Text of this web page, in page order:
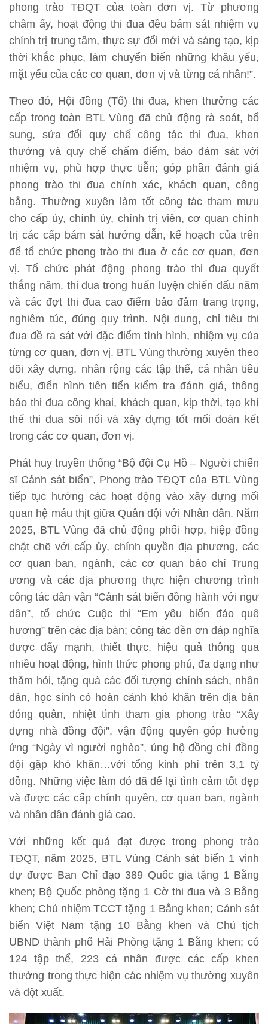
phong trào TĐQT của toàn đơn vị. Từ phương
châm ấy, hoạt động thi đua đều bám sát nhiệm vụ
chính trị trung tâm, thực sự đổi mới và sáng tạo, kịp
thời khắc phục, làm chuyển biến những khâu yếu,
mặt yếu của các cơ quan, đơn vị và từng cá nhân!”.
Theo đó, Hội đồng (Tổ) thi đua, khen thưởng các
cấp trong toàn BTL Vùng đã chủ động rà soát, bổ
sung, sửa đổi quy chế công tác thi đua, khen
thưởng và quy chế chấm điểm, bảo đảm sát với
nhiệm vụ, phù hợp thực tiễn; góp phần đánh giá
phong trào thi đua chính xác, khách quan, công
bằng. Thường xuyên làm tốt công tác tham mưu
cho cấp ủy, chính ủy, chính trị viên, cơ quan chính
trị các cấp bám sát hướng dẫn, kế hoạch của trên
để tổ chức phong trào thi đua ở các cơ quan, đơn
vị. Tổ chức phát động phong trào thi đua quyết
thắng năm, thi đua trong huấn luyện chiến đấu năm
và các đợt thi đua cao điểm bảo đảm trang trọng,
nghiêm túc, đúng quy trình. Nội dung, chỉ tiêu thi
đua đề ra sát với đặc điểm tình hình, nhiệm vụ của
từng cơ quan, đơn vị. BTL Vùng thường xuyên theo
dõi xây dựng, nhân rộng các tập thể, cá nhân tiêu
biểu, điển hình tiên tiến kiểm tra đánh giá, thông
báo thi đua công khai, khách quan, kịp thời, tạo khí
thế thi đua sôi nổi và xây dựng tốt mối đoàn kết
trong các cơ quan, đơn vị.
Phát huy truyền thống “Bộ đội Cụ Hồ – Người chiến
sĩ Cảnh sát biển”, Phong trào TĐQT của BTL Vùng
tiếp tục h­ướng các hoạt động vào xây dựng mối
quan hệ máu thịt giữa Quân đội với Nhân dân. Năm
2025, BTL Vùng đã chủ động phối hợp, hiệp đồng
chặt chẽ với cấp ủy, chính quyền địa phương, các
cơ quan ban, ngành, các cơ quan báo chí Trung
ương và các địa phương thực hiện chương trình
công tác dân vận “Cảnh sát biển đồng hành với ngư
dân”, tổ chức Cuộc thi “Em yêu biển đảo quê
hương” trên các địa bàn; công tác đền ơn đáp nghĩa
được đẩy mạnh, thiết thực, hiệu quả thông qua
nhiều hoạt động, hình thức phong phú, đa dạng như
thăm hỏi, tặng quà các đối tượng chính sách, nhân
dân, học sinh có hoàn cảnh khó khăn trên địa bàn
đóng quân, nhiệt tình tham gia phong trào “Xây
dựng nhà đồng đội”, vận động quyên góp h­ưởng
ứng “Ngày vì người nghèo”, ủng hộ đồng chí đồng
đội gặp khó khăn…với tổng kinh phí trên 3,1 tỷ
đồng. Những việc làm đó đã để lại tình cảm tốt đẹp
và được các cấp chính quyền, cơ quan ban, ngành
và nhân dân đánh giá cao.
Với những kết quả đạt được trong phong trào
TĐQT, năm 2025, BTL Vùng Cảnh sát biển 1 vinh
dự được Ban Chỉ đạo 389 Quốc gia tặng 1 Bằng
khen; Bộ Quốc phòng tặng 1 Cờ thi đua và 3 Bằng
khen; Chủ nhiệm TCCT tặng 1 Bằng khen; Cảnh sát
biển Việt Nam tặng 10 Bằng khen và Chủ tịch
UBND thành phố Hải Phòng tặng 1 Bằng khen; có
124 tập thể, 223 cá nhân được các cấp khen
thưởng trong thực hiện các nhiệm vụ thường xuyên
và đột xuất.